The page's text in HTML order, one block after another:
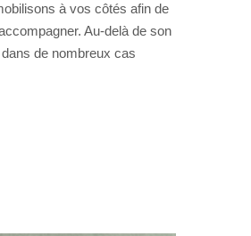
à vos côtés afin de
Au-delà de son
de nombreux cas